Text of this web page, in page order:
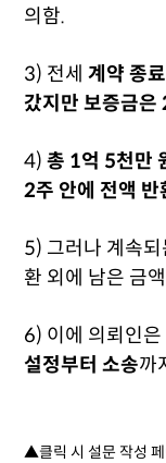
의함.
3) 전세계약 종
갔지만 보증금은
4)총 1억 5천만
2주 안에 전액 반
5) 그러나 계속
환 외에 남은 금
6) 이에 의뢰인
설정부터 소송까
▲클릭 시 설문 작성